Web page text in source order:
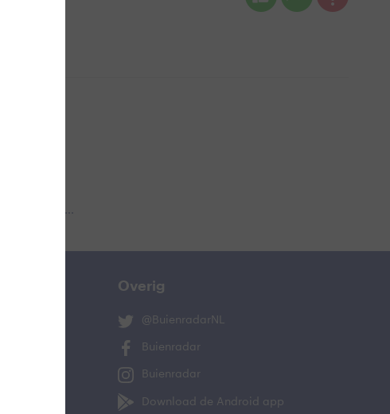
Overig
@BuienradarNL
Buienradar
Buienradar
Download de Android app